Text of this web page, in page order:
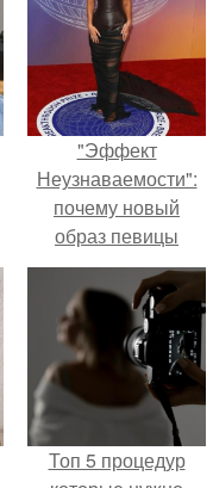
"Эффект
Неузнаваемости":
почему новый
образ певицы
вызвал споры о
гранях
возможного?
Топ 5 процедур